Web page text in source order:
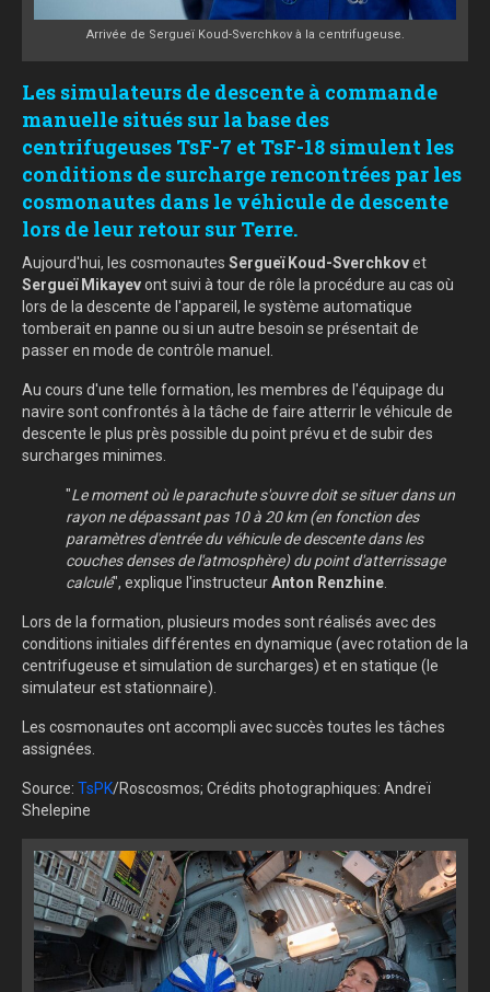
Arrivée de Sergueï Koud-Sverchkov à la centrifugeuse.
Les simulateurs de descente à commande
manuelle situés sur la base des
centrifugeuses TsF-7 et TsF-18 simulent les
conditions de surcharge rencontrées par les
cosmonautes dans le véhicule de descente
lors de leur retour sur Terre.
Aujourd'hui, les cosmonautes Sergueï Koud-Sverchkovet
Sergueï Mikayevont suivi à tour de rôle la procédure au cas où
lors de la descente de l'appareil, le système automatique
tomberait en panne ou si un autre besoin se présentait de
passer en mode de contrôle manuel.
Au cours d'une telle formation, les membres de l'équipage du
navire sont confrontés à la tâche de faire atterrir le véhicule de
descente le plus près possible du point prévu et de subir des
surcharges minimes.
"Le moment où le parachute s'ouvre doit se situer dans un
rayon ne dépassant pas 10 à 20 km (en fonction des
paramètres d'entrée du véhicule de descente dans les
couches denses de l'atmosphère) du point d'atterrissage
calculé", explique l'instructeurAnton Renzhine
Lors de la formation, plusieurs modes sont réalisés avec des
conditions initiales différentes en dynamique (avec rotation de la
centrifugeuse et simulation de surcharges) et en statique (le
simulateur est stationnaire).
Les cosmonautes ont accompli avec succès toutes les tâches
assignées.
Source: TsPK/Roscosmos; Crédits photographiques: Andreï
Shelepine